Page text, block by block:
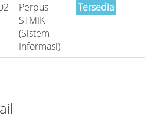
Perpus
STMIK
(Sistem
Informasi)
Tersedia